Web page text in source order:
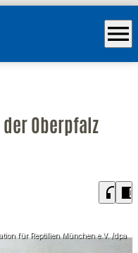
menu
Oberpfalz
headphones chrome_reader_mode
für Reptilien München e.V. /dpa